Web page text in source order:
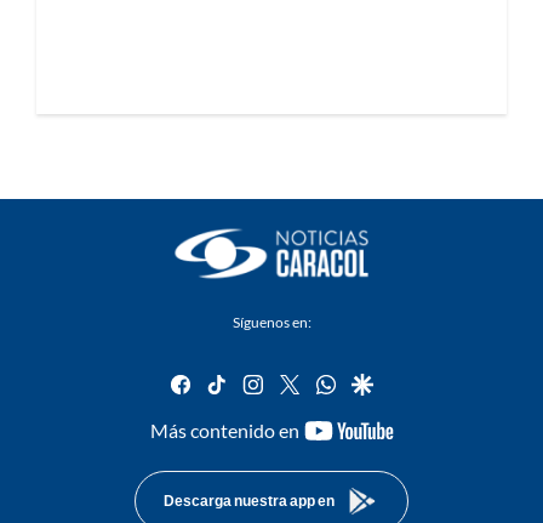
Síguenos en:
facebook
tiktok instagram
twitterwhatsapp
google
Más contenido en
youtube-
Descarga nuestra app en